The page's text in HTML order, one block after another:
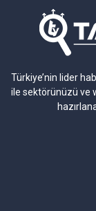
Türkiye’nin lider
ile sektörünüzü ve